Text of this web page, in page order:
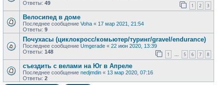
Ответы: 49 1 2 3
Велосипед в доме
Последнее сообщение Voha « 17 мар 2021, 21:54
Ответы: 9
Почухасы (циклокросс/комьютер/туринг/gravel/endurance)
Последнее сообщение Umgerade « 22 июн 2020, 13:39
Ответы: 148 1 … 5 6 7 8
съездить с велами на Юг в Апреле
Последнее сообщение nedjmdin « 13 мар 2020, 07:16
Ответы: 2